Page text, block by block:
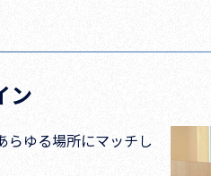
ン
らゆる場所にマッチし